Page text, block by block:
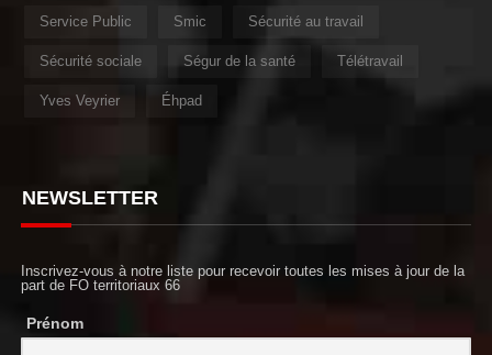
Service Public Smic Sécurité au travail
Sécurité sociale Ségur de la santé Télétravail
Yves Veyrier Éhpad
NEWSLETTER
Inscrivez-vous à notre liste pour recevoir toutes les mises à jour de la
part de FO territoriaux 66
Prénom